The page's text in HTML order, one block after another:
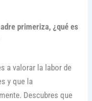
primeriza, ¿qué es
a valorar la labor de
y que la
Descubres que